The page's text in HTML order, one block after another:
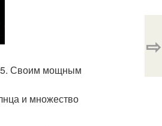
Своим мощным
и множество
⇨